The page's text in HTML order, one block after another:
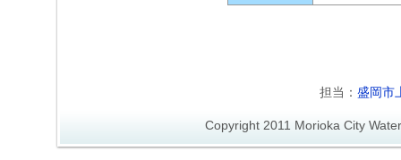
担当： 盛岡市
Copyright 2011 Morioka City